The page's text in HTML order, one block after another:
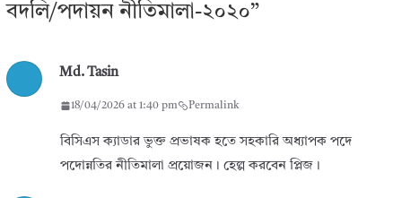
বদলি/পদায়ন নীতিমালা-২০২০”
Md. Tasin
18/04/2026 at 1:40 pm Permalink
বিসিএস ক্যাডার ভুক্ত প্রভাষক হতে সহকারি অধ্যাপক পদে
পদোন্নতির নীতিমালা প্রয়োজন। হেল্প করবেন প্লিজ।